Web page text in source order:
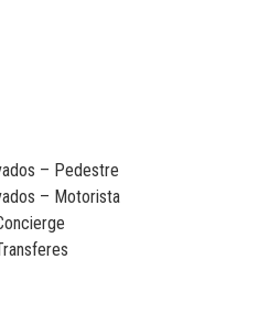
– Pedestre
– Motorista